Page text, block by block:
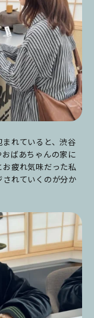
れていると、渋谷
ばあちゃんの家に
疲れ気味だった私
れていくのが分か